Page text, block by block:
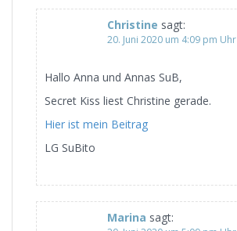
Christine sagt:
20. Juni 2020 um 4:09 pm Uhr
Hallo Anna und Annas SuB,
Secret Kiss liest Christine gerade.
Hier ist mein Beitrag
LG SuBito
Marina sagt: